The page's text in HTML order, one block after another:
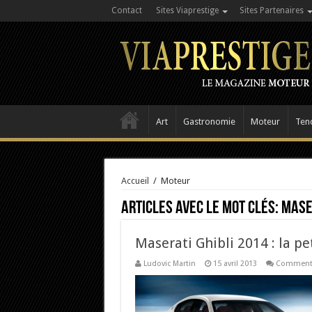
Contact Sites Viaprestige Sites Partenaires
Art Gastronomie Moteur
Accueil / Moteur
Articles avec le mot clés:
Maserati Ghibli 2014 : la
Ludovic Martin 15 avril 2013